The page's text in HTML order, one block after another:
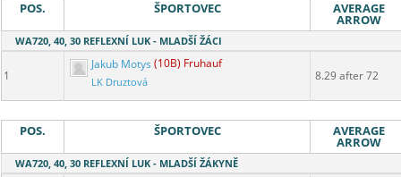
POS. ŠPORTOVEC AVERAGE
ARROW
WA720, 40, 30 REFLEXNÍ LUK - MLADŠÍ ŽÁCI
1
Jakub Motys (10B) Fruhauf
LK Druztová 8.29 after 72
POS. ŠPORTOVEC AVERAGE
ARROW
WA720, 40, 30 REFLEXNÍ LUK - MLADŠÍ ŽÁKYNĚ